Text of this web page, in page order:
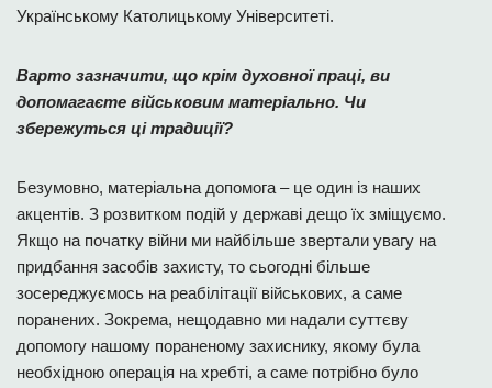
Українському Католицькому Університеті.
Варто зазначити, що крім духовної праці, ви
допомагаєте військовим матеріально. Чи
збережуться ці традиції?
Безумовно, матеріальна допомога – це один із наших
акцентів. З розвитком подій у державі дещо їх зміщуємо.
Якщо на початку війни ми найбільше звертали увагу на
придбання засобів захисту, то сьогодні більше
зосереджуємось на реабілітації військових, а саме
поранених. Зокрема, нещодавно ми надали суттєву
допомогу нашому пораненому захиснику, якому була
необхідною операція на хребті, а саме потрібно було